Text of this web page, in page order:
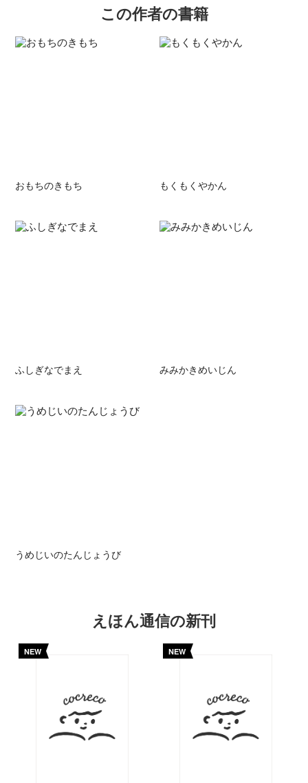
この作者の書籍
おもちのきもち もくもくやかん
ふしぎなでまえ みみかきめいじん
うめじいのたんじょうび
えほん通信の新刊
NEW NEW